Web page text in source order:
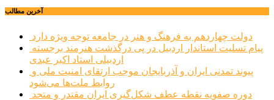
آخرین مطالب
دولت چهاردهم به فرهنگ و هنر در جامعه توجه ویژه دارد
اردبیلی استاد اکبر عبدی
روابط ملت‌ها می‌شود